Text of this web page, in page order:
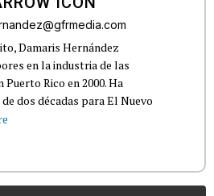
Damaris Hernández
en la industria de las
Puerto Rico en 2000. Ha
dos décadas para El Nuevo